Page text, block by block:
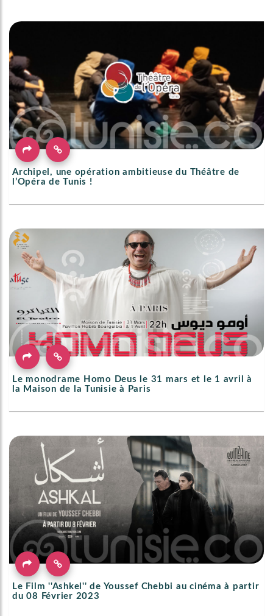
Archipel, une opération ambitieuse du Théâtre de
l’Opéra de Tunis !
Le monodrame Homo Deus le 31 mars et le 1 avril à
la Maison de la Tunisie à Paris
Le Film ''Ashkel'' de Youssef Chebbi au cinéma à partir
du 08 Février 2023